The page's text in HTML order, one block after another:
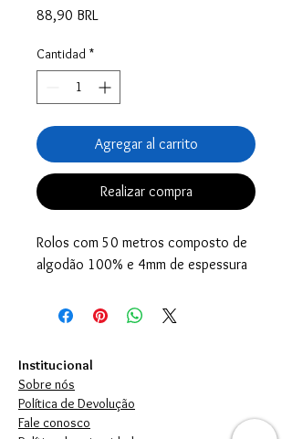
88,90 BRL
Cantidad *
Agregar al carrito
Realizar compra
Rolos com 50 metros composto de
algodão 100% e 4mm de espessura
Institucional
Sobre nós
Política de Devolução
Fale conosco